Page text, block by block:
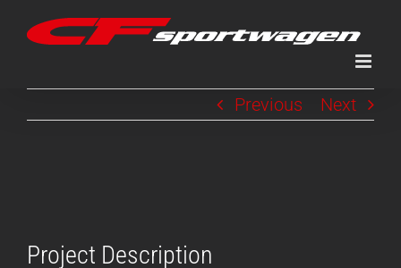
Inhalt
Previous
Next
Image
Project Description